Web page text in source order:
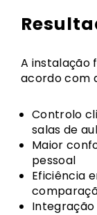
A instalação
acordo com
Controlo
salas de
Maior
pessoal
Eficiência